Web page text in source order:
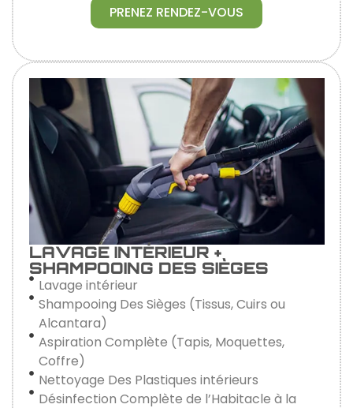
PRENEZ RENDEZ-VOUS
LAVAGE INTÉRIEUR +
SHAMPOOING DES SIÈGES
Lavage intérieur
Shampooing Des Sièges (Tissus, Cuirs ou
Alcantara)
Aspiration Complète (Tapis, Moquettes,
Coffre)
Nettoyage Des Plastiques intérieurs
Désinfection Complète de l’Habitacle à la